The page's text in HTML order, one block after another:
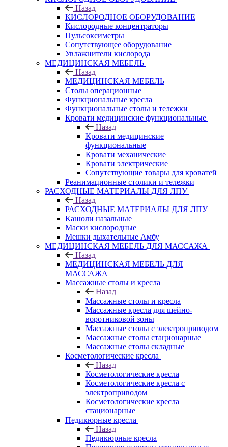
Назад
КИСЛОРОДНОЕ ОБОРУДОВАНИЕ
Кислородные концентраторы
Пульсоксиметры
Сопутствующее оборудование
Увлажнители кислорода
МЕДИЦИНСКАЯ МЕБЕЛЬ
Назад
МЕДИЦИНСКАЯ МЕБЕЛЬ
Столы операционные
Функциональные кресла
Функциональные столы и тележки
Кровати медицинские функциональные
Назад
Кровати медицинские
функциональные
Кровати механические
Кровати электрические
Сопутствующие товары для кроватей
Реанимационные столики и тележки
РАСХОДНЫЕ МАТЕРИАЛЫ ДЛЯ ЛПУ
Назад
РАСХОДНЫЕ МАТЕРИАЛЫ ДЛЯ ЛПУ
Канюли назальные
Маски кислородные
Мешки дыхательные Амбу
МЕДИЦИНСКАЯ МЕБЕЛЬ ДЛЯ МАССАЖА
Назад
МЕДИЦИНСКАЯ МЕБЕЛЬ ДЛЯ
МАССАЖА
Массажные столы и кресла
Назад
Массажные столы и кресла
Массажные кресла для шейно-
воротниковой зоны
Массажные столы с электроприводом
Массажные столы стационарные
Массажные столы складные
Косметологические кресла
Назад
Косметологические кресла
Косметологические кресла с
электроприводом
Косметологические кресла
стационарные
Педикюрные кресла
Назад
Педикюрные кресла